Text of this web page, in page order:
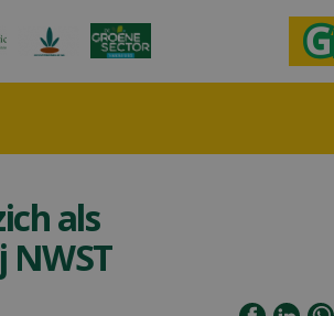
als